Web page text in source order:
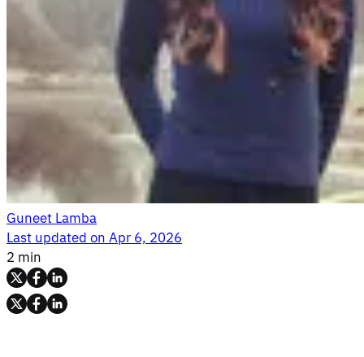
Guneet Lamba
Last updated onApr 6, 2026
2 min